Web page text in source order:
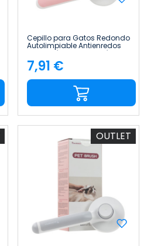
Cepillo para Gatos Redondo
Autolimpiable Antienredos
con Botón de Liberación
Glückpet
Precio
7,91 €
OUTLET